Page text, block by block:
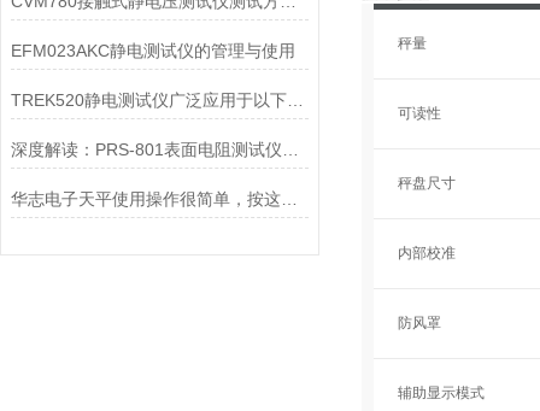
EFM023AKC静电测试仪的管理与使用
TREK520静电测试仪广泛应用于以下领域
华志电子天平使用操作很简单，按这些步骤来就行
秤量
可读性
秤盘尺寸
内部校准
防风罩
辅助显示模式